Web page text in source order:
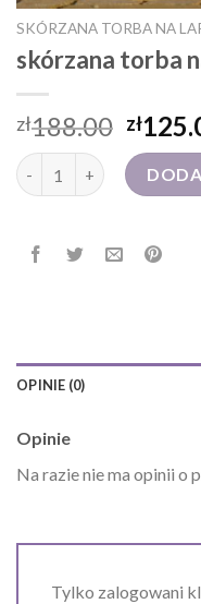
SKÓRZANA TORBA NA
skórzana torba
zł188.00 zł
ilość skórzana torba na
OPINIE (0)
Opinie
Na razie nie ma opinii o
Tylko zalogowani